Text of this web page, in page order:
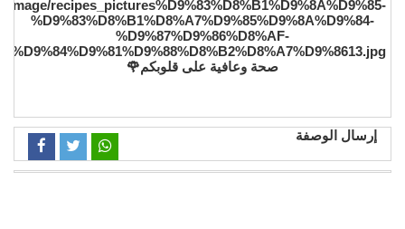
صحة وعافية على قلوبكم🌹
إرسال الوصفة